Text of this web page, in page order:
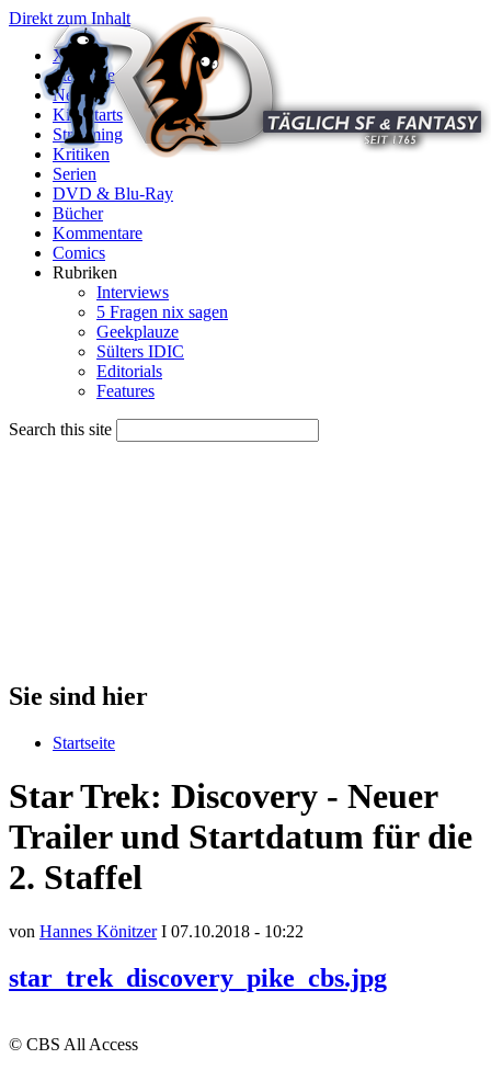
Direkt zum Inhalt
X
Startseite
News
Kinostarts
Streaming
Kritiken
Serien
DVD & Blu-Ray
Bücher
Kommentare
Comics
Rubriken
Interviews
5 Fragen nix sagen
Geekplauze
Sülters IDIC
Editorials
Features
Search this site
Sie sind hier
Startseite
Star Trek: Discovery - Neuer
Trailer und Startdatum für die
2. Staffel
von Hannes KönitzerI 07.10.2018 - 10:22
star_trek_discovery_pike_cbs.jpg
© CBS All Access